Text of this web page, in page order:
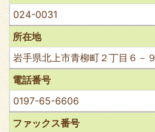
024-0031
所在地
岩手県北上市青柳町２丁目６－９
電話番号
0197-65-6606
ファックス番号